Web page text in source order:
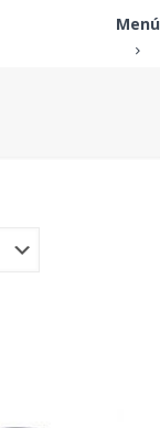
Menú